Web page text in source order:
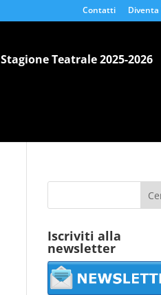
Contatti Diventa
Stagione Teatrale 2025-2026
Iscriviti alla
newsletter